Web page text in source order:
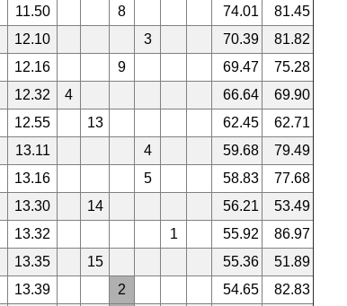
11.50 8 74.01
81.45
12.10 3 70.39
81.82
12.16 9 69.47
75.28
12.32 4 66.64
69.90
12.55 13 62.45
62.71
13.11 4 59.68
79.49
13.16 5 58.83
77.68
13.30 14 56.21
53.49
13.32 1 55.92
86.97
13.35 15 55.36
51.89
13.39 2 54.65 82.83